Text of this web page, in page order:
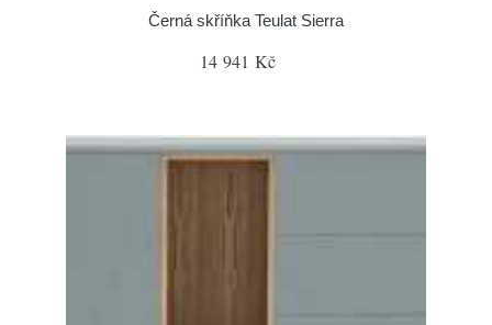
Černá skříňka Teulat Sierra
14 941 Kč